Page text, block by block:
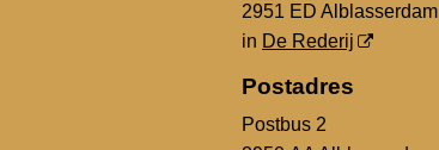
2951 ED Alblasserdam
in De Rederij
Postadres
Postbus 2